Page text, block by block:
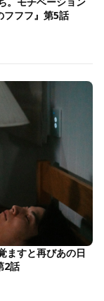
フフ』第5話
ますと再びあの日
2話